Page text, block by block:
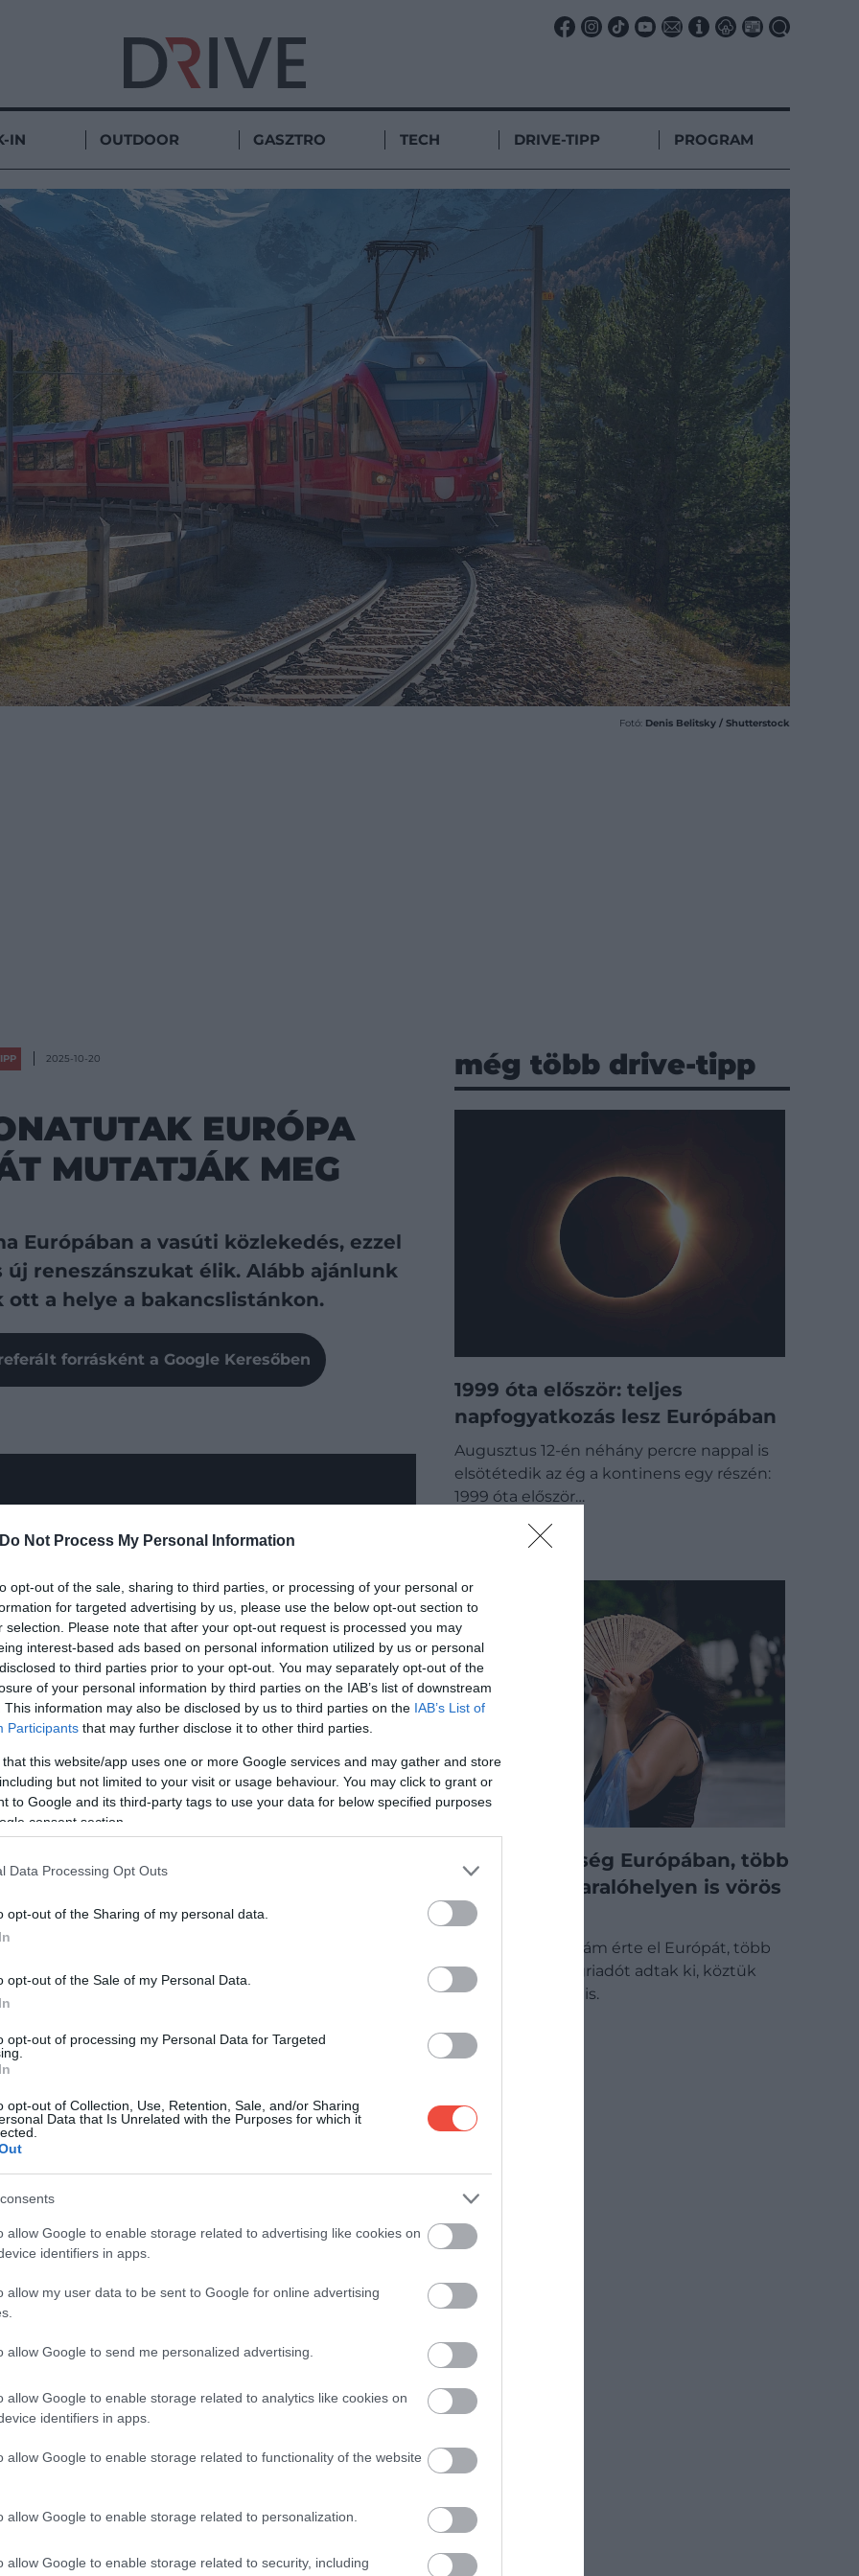
Do Not Process My Personal Information
opt-out of the sale, sharing to third parties, or processing of your personal or
for targeted advertising by us, please use the below opt-out section to
selection. Please note that after your opt-out request is processed you may
interest-based ads based on personal information utilized by us or personal
to third parties prior to your opt-out. You may separately opt-out of the
of your personal information by third parties on the IAB’s list of downstream
This information may also be disclosed by us to third parties on the IAB’s List of
Participants that may further disclose it to other third parties.
that this website/app uses one or more Google services and may gather and store
but not limited to your visit or usage behaviour. You may click to grant or
to Google and its third-party tags to use your data for below specified purposes
consent section.
Data Processing Opt Outs
opt-out of the Sharing of my personal data.
opt-out of the Sale of my Personal Data.
opt-out of processing my Personal Data for Targeted
opt-out of Collection, Use, Retention, Sale, and/or Sharing
Data that Is Unrelated with the Purposes for which it
allow Google to enable storage related to advertising like cookies on
identifiers in apps.
allow my user data to be sent to Google for online advertising
allow Google to send me personalized advertising.
allow Google to enable storage related to analytics like cookies on
identifiers in apps.
allow Google to enable storage related to functionality of the website
allow Google to enable storage related to personalization.
allow Google to enable storage related to security, including
IN OUTDOOR GASZTRO TECH DRIVE-TIPP PROGRAM
Fotó: Denis Belitsky / Shutterstock
2025-10-20
EURÓPA
MUTATJÁK MEG
Európában a vasúti közlekedés, ezzel
reneszánszukat élik. Alább ajánlunk
a helye a bakancslistánkon.
forrásként a Google Keresőben
egyik mérföldköve. Már az 1850-es
több mint 100 viadukton és 14 alagúton át
közé, miközben az őszi erdők és a hófoltos
utazások eleganciáját és a természet időtlen
(SZARDÍNIA)
A szerelvény
belső vidékein halad,
olajfákkal tarkított dombok és kőházakkal teli falvak
vöröses árnyalatokat ölt. Ez az utazás nem
ritmusa felér egy kiadós meditáció
ha hálókocsiban járnád be Európát
még több drive-tipp
1999 óta először: teljes
napfogyatkozás lesz Európában
Augusztus 12-én néhány percre nappal is
elsötétedik az ég a kontinens egy részén:
1999 óta először…
Tombol a hőség Európában, több
népszerű nyaralóhelyen is vörös
riasztás van
Erős forrósághullám érte el Európát, több
országban hőségriadót adtak ki, köztük
Magyarországon is.